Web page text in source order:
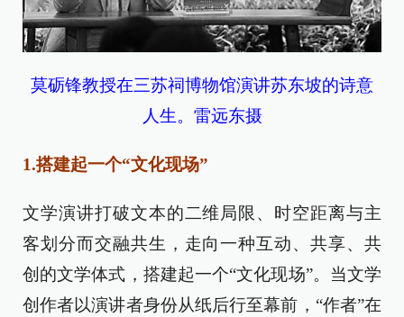
莫砺锋教授在三苏祠博物馆演讲苏东坡的诗意
人生。雷远东摄
1.搭建起一个“文化现场”
文学演讲打破文本的二维局限、时空距离与主
客划分而交融共生，走向一种互动、共享、共
创的文学体式，搭建起一个“文化现场”。当文学
创作者以演讲者身份从纸后行至幕前，“作者”在